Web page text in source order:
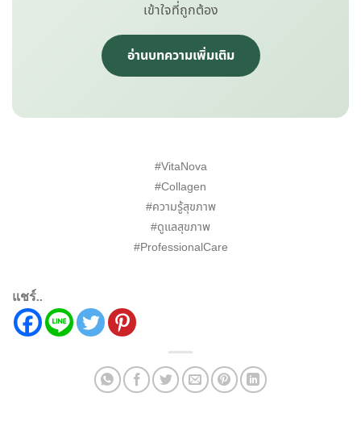
เข้าใจที่ถูกต้อง
อ่านบทความเพิ่มเติม
#VitaNova
#Collagen
#ความรู้สุขภาพ
#ดูแลสุขภาพ
#ProfessionalCare
แชร์..